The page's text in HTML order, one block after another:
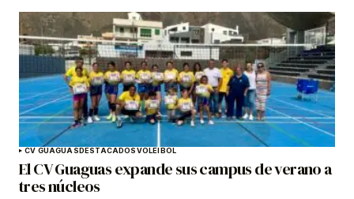
CV GUAGUASDESTACADOSVOLEIBOL
El CV Guaguas expande sus campus de verano a
tres núcleos